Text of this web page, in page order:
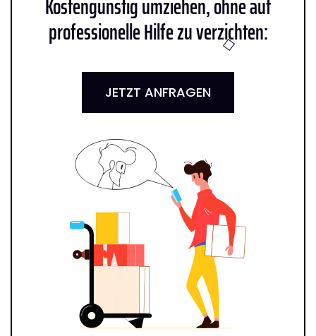
professionelle Hilfe zu verzichten:
JETZT ANFRAGEN